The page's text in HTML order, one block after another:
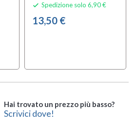
 Spedizione solo 6,90 €
13,50 €
Hai trovato un prezzo più basso?
Scrivici dove!